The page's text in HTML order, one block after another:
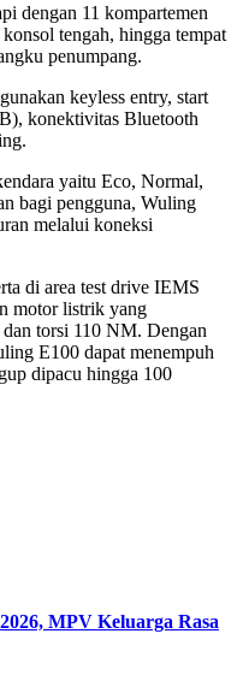
dengan 11 kompartemen
tengah, hingga tempat
penumpang.
keyless entry, start
konektivitas Bluetooth
yaitu Eco, Normal,
bagi pengguna, Wuling
melalui koneksi
di area test drive IEMS
motor listrik yang
torsi 110 NM. Dengan
E100 dapat menempuh
dipacu hingga 100
MPV Keluarga Rasa